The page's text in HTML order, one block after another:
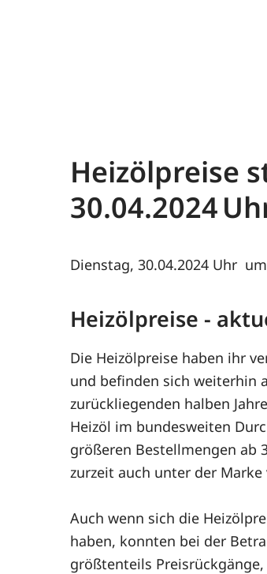
Heizölpreise
30.04.2024
Dienstag, 30.04.2024
Heizölpreise -
Die Heizölpreise haben ihr
und befinden sich weiterhin
zurückliegenden halben
Heizöl im bundesweiten
größeren Bestellmengen ab
zurzeit auch unter der
Auch wenn sich die
haben, konnten bei der
größtenteils